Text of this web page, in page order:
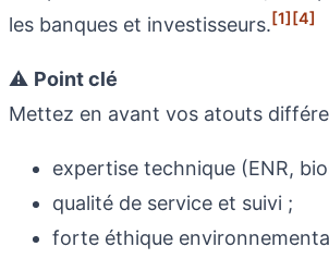
les banques et investisseurs.[1][4]
⚠️ Point clé
Mettez en avant vos atouts
expertise technique (ENR,
qualité de service et suivi ;
forte éthique